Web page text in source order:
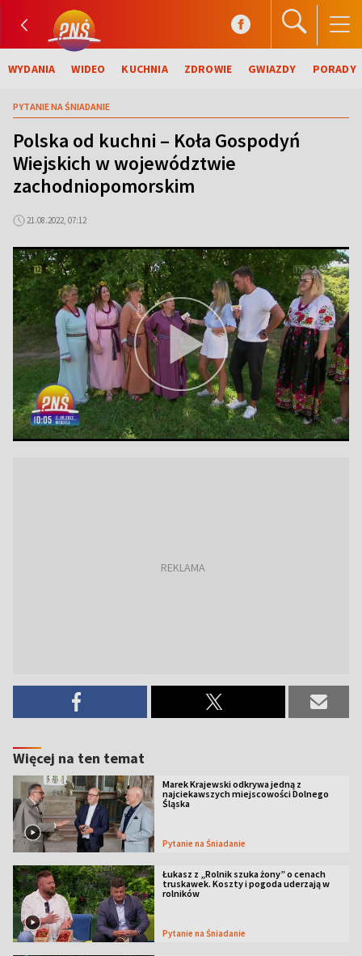
WYDANIA WIDEO KUCHNIA ZDROWIE GWIAZDY PORADY
PYTANIE NA ŚNIADANIE
Polska od kuchni – Koła Gospodyń
Wiejskich w województwie
zachodniopomorskim
21.08.2022, 07:12
Więcej na ten temat
Marek Krajewski odkrywa jedną z
najciekawszych miejscowości Dolnego
Śląska
Pytanie na Śniadanie
Łukasz z „Rolnik szuka żony” o cenach
truskawek. Koszty i pogoda uderzają w
rolników
Pytanie na Śniadanie